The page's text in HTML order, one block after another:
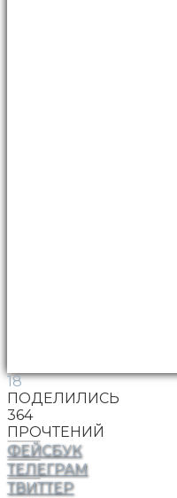
18
ПОДЕЛИЛИСЬ
364
ПРОЧТЕНИЙ
ФЕЙСБУК
ТЕЛЕГРАМ
ТВИТТЕР